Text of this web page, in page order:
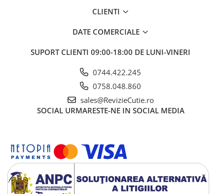
CLIENTI
DATE COMERCIALE
SUPORT CLIENTI 09:00-18:00 DE LUNI-VINERI
0744.422.245
0758.048.860
sales@RevizieCutie.ro
SOCIAL URMARESTE-NE IN SOCIAL MEDIA